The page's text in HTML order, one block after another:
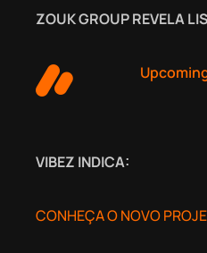
ZOUK GROUP REVELA
VIBEZ INDICA:
CONHEÇA O NOVO